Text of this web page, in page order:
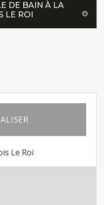
DE BAIN À LA
LE ROI
Le Roi